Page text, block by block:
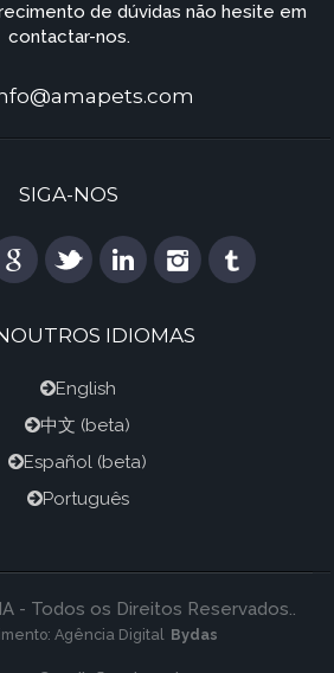
de dúvidas não hesite em
contactar-nos.
SIGA-NOS
IDIOMAS
English
中文 (beta)
Español (beta)
Português
- Todos os Direitos Reservados..
Agência Digital Bydas